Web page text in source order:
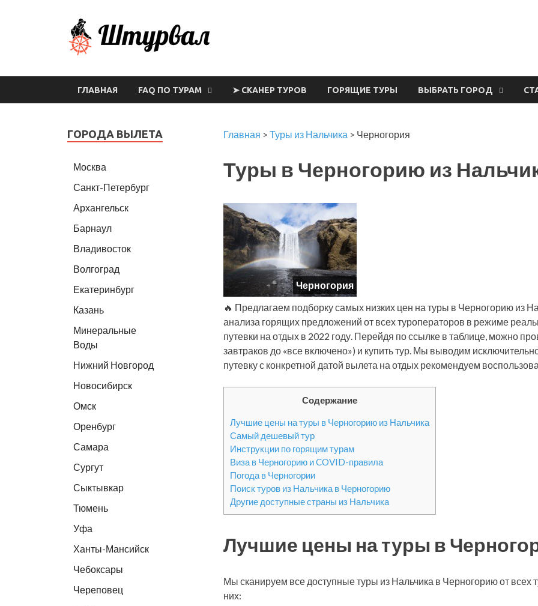
ГЛАВНАЯ FAQ ПО ТУРАМ ➤ СКАНЕР ТУРОВ ГОРЯЩИЕ ТУРЫ ВЫБРАТЬ ГОРОД
Главная > Туры из Нальчика > Черногория
Туры в Черногорию из
Черногория
🔥 Предлагаем подборку самых низких цен на туры в Черногорию из
анализа горящих предложений от всех туроператоров в режиме
путевки на отдых в 2022 году. Перейдя по ссылке в таблице, можно
завтраков до «все включено») и купить тур. Мы выводим
путевку с конкретной датой вылета на отдых рекомендуем
Содержание
Лучшие цены на туры в Черногорию из Нальчика
Самый дешевый тур
Инструкции по горящим турам
Виза в Черногорию и COVID-правила
Погода в Черногории
Поиск туров из Нальчика в Черногорию
Другие доступные страны из Нальчика
Лучшие цены на туры в
Мы сканируем все доступные туры из Нальчика в Черногорию от
них:
ГОРОДА ВЫЛЕТА
Москва
Санкт-Петербург
Архангельск
Барнаул
Владивосток
Волгоград
Екатеринбург
Казань
Минеральные
Воды
Нижний Новгород
Новосибирск
Омск
Оренбург
Самара
Сургут
Сыктывкар
Тюмень
Уфа
Ханты-Мансийск
Чебоксары
Череповец